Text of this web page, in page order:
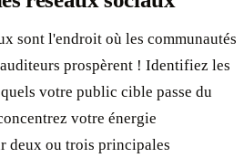
sont l'endroit où les communautés
prospèrent ! Identifiez les
votre public cible passe du
votre énergie
deux ou trois principales